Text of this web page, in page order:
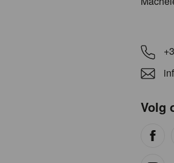
Volg